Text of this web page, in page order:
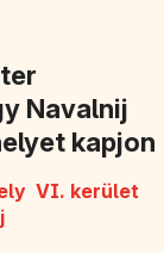
Navalnij
kapjon
VI. kerület